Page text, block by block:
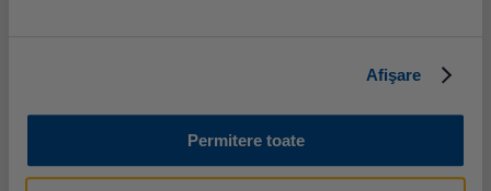
Afişare
Permitere toate
III 17.50-49.9
crescut